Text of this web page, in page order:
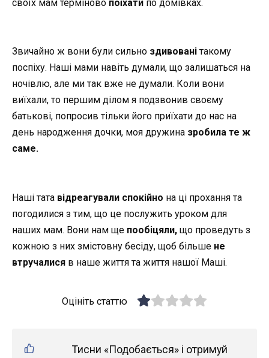
своїх мам терміново поїхати по домівках.
Звичайно ж вони були сильно здивовані такому
поспіху. Наші мами навіть думали, що залишаться на
ночівлю, але ми так вже не думали. Коли вони
виїхали, то першим ділом я подзвонив своєму
батькові, попросив тільки його приїхати до нас на
день народження дочки, моя дружина зробила те ж
саме.
Наші тата відреагували спокійно на ці прохання та
погодилися з тим, що це послужить уроком для
наших мам. Вони нам ще пообіцяли, що проведуть з
кожною з них змістовну бесіду, щоб більше не
втручалися в наше життя та життя нашої Маші.
Оцініть статтю
Тисни «Подобається» і отримуй